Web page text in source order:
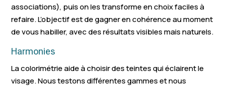
Carnoux-en-
Provence
Cassis Saint-
Huveaune
Meyreuil Roquefort-la-Bédoule Noves
associations), puis on les transforme en choix faciles à
refaire. L’objectif est de gagner en cohérence au moment
de vous habiller, avec des résultats visibles mais naturels.
Harmonies
La colorimétrie aide à choisir des teintes qui éclairent le
visage. Nous testons différentes gammes et nous